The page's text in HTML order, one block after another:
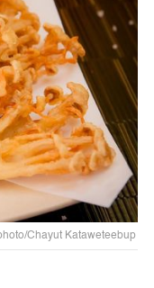
Chayut Kataweteebup